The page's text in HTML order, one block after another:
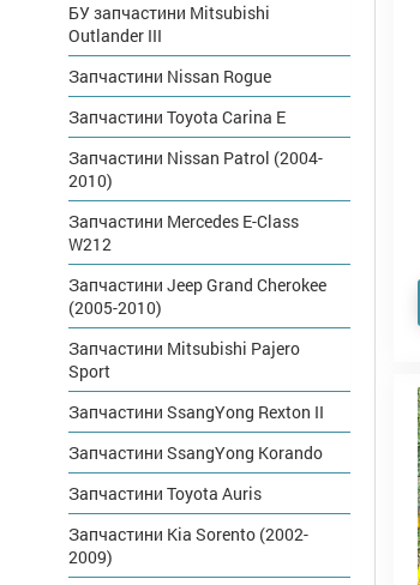
БУ запчастини Mitsubishi
Outlander III
Запчастини Nissan Rogue
Запчастини Toyota Carina E
Запчастини Nissan Patrol (2004-
2010)
Запчастини Mercedes E-Class
W212
Запчастини Jeep Grand Cherokee
(2005-2010)
Запчастини Mitsubishi Pajero
Sport
Запчастини SsangYong Rexton II
Запчастини SsangYong Korando
Запчастини Toyota Auris
Запчастини Kia Sorento (2002-
2009)